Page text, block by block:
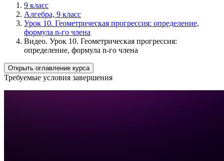
9 класс
Алгебра, 9 класс
Урок 10. Геометрическая прогрессия: определение,
формула n-го члена
Видео. Урок 10. Геометрическая прогрессия:
определение, формула n-го члена
Открыть оглавление курса
Требуемые условия завершения